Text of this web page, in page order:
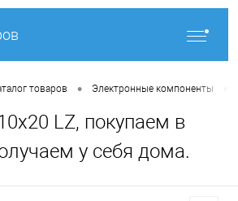
товаров • Электронные компоненты
LZ, покупаем в
у себя дома.